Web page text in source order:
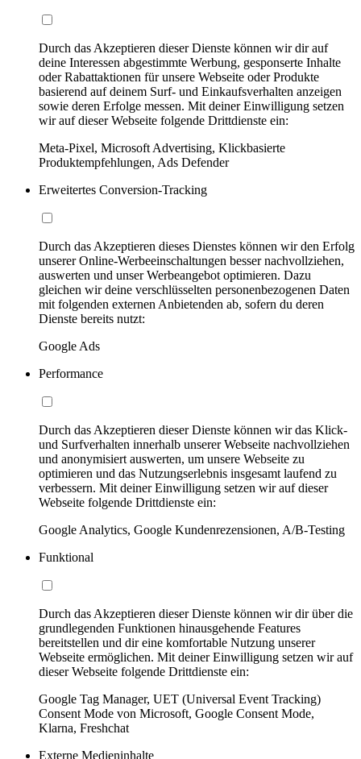
Durch das Akzeptieren dieser Dienste können wir dir auf
deine Interessen abgestimmte Werbung, gesponserte Inhalte
oder Rabattaktionen für unsere Webseite oder Produkte
basierend auf deinem Surf- und Einkaufsverhalten anzeigen
sowie deren Erfolge messen. Mit deiner Einwilligung setzen
wir auf dieser Webseite folgende Drittdienste ein:
Meta-Pixel, Microsoft Advertising, Klickbasierte
Produktempfehlungen, Ads Defender
Erweitertes Conversion-Tracking
Durch das Akzeptieren dieses Dienstes können wir den Erfolg
unserer Online-Werbeeinschaltungen besser nachvollziehen,
auswerten und unser Werbeangebot optimieren. Dazu
gleichen wir deine verschlüsselten personenbezogenen Daten
mit folgenden externen Anbietenden ab, sofern du deren
Dienste bereits nutzt:
Google Ads
Performance
Durch das Akzeptieren dieser Dienste können wir das Klick-
und Surfverhalten innerhalb unserer Webseite nachvollziehen
und anonymisiert auswerten, um unsere Webseite zu
optimieren und das Nutzungserlebnis insgesamt laufend zu
verbessern. Mit deiner Einwilligung setzen wir auf dieser
Webseite folgende Drittdienste ein:
Google Analytics, Google Kundenrezensionen, A/B-Testing
Funktional
Durch das Akzeptieren dieser Dienste können wir dir über die
grundlegenden Funktionen hinausgehende Features
bereitstellen und dir eine komfortable Nutzung unserer
Webseite ermöglichen. Mit deiner Einwilligung setzen wir auf
dieser Webseite folgende Drittdienste ein:
Google Tag Manager, UET (Universal Event Tracking)
Consent Mode von Microsoft, Google Consent Mode,
Klarna, Freshchat
Externe Medieninhalte